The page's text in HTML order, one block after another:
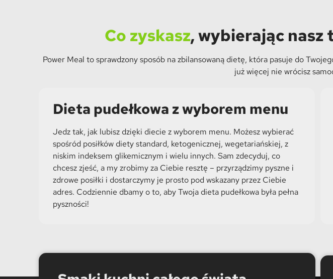
Co zyskasz, wybierając
Power Meal to sprawdzony sposób na zbilansowaną dietę, która pasuje do
już więcej nie wrócisz
Dieta pudełkowa z wyborem menu
Jedz tak, jak lubisz dzięki diecie z wyborem menu. Możesz wybierać
spośród posiłków diety standard, ketogenicznej, wegetariańskiej, z
niskim indeksem glikemicznym i wielu innych. Sam zdecyduj, co
chcesz zjeść, a my zrobimy za Ciebie resztę – przyrządzimy pyszne i
zdrowe posiłki i dostarczymy je prosto pod wskazany przez Ciebie
adres. Codziennie dbamy o to, aby Twoja dieta pudełkowa była pełna
pyszności!